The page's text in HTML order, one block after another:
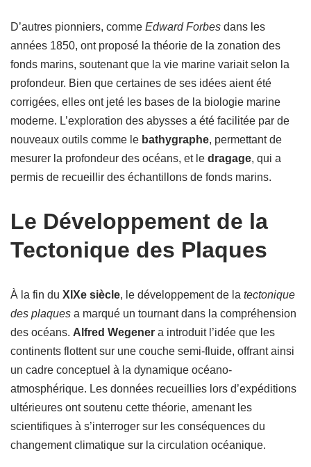
D’autres pionniers, comme Edward Forbes dans les
années 1850, ont proposé la théorie de la zonation des
fonds marins, soutenant que la vie marine variait selon la
profondeur. Bien que certaines de ses idées aient été
corrigées, elles ont jeté les bases de la biologie marine
moderne. L’exploration des abysses a été facilitée par de
nouveaux outils comme le bathygraphe, permettant de
mesurer la profondeur des océans, et le dragage, qui a
permis de recueillir des échantillons de fonds marins.
Le Développement de la
Tectonique des Plaques
À la fin du XIXe siècle, le développement de la tectonique
des plaques a marqué un tournant dans la compréhension
des océans. Alfred Wegener a introduit l’idée que les
continents flottent sur une couche semi-fluide, offrant ainsi
un cadre conceptuel à la dynamique océano-
atmosphérique. Les données recueillies lors d’expéditions
ultérieures ont soutenu cette théorie, amenant les
scientifiques à s’interroger sur les conséquences du
changement climatique sur la circulation océanique.